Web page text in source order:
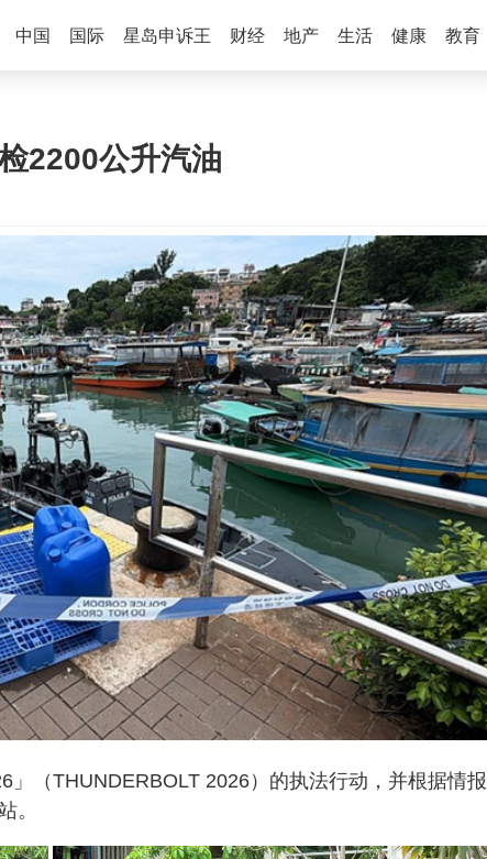
中国 国际 星岛申诉王 财经 地产 生活 健康 教育
2200公升汽油
（THUNDERBOLT 2026）的执法行动，并根据情报
。